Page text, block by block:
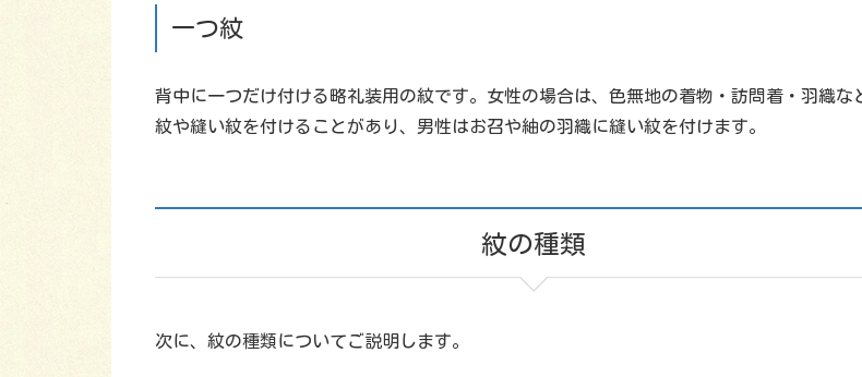
一つ紋
背中に一つだけ付ける略礼装用の紋です。女性の場合は、色無地の着物・訪問着・羽織な
紋や縫い紋を付けることがあり、男性はお召や紬の羽織に縫い紋を付けます。
紋の種類
次に、紋の種類についてご説明します。